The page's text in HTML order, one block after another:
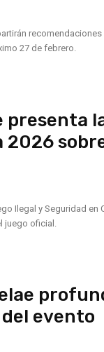
27 de febrero.
presenta
2026
Ilegal y Seguridad
juego oficial.
evento